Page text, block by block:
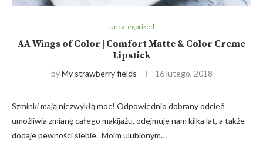
Uncategorized
AA Wings of Color | Comfort Matte & Color Creme
Lipstick
byMy strawberry fields 16 lutego, 2018
Szminki mają niezwykłą moc! Odpowiednio dobrany odcień
umożliwia zmianę całego makijażu, odejmuje nam kilka lat, a także
dodaje pewności siebie. Moim ulubionym…